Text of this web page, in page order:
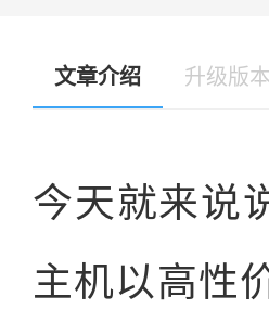
文章介绍 升级版本
今天就来说
主机以高性